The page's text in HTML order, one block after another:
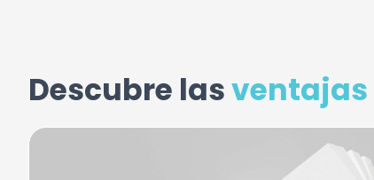
Descubre lasventajas